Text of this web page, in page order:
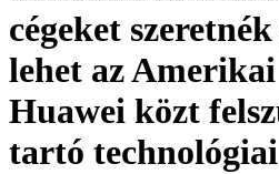
cégeket
lehet az
Huawei közt
tartó